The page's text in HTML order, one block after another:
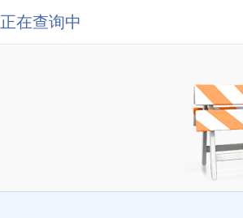
正在查询中